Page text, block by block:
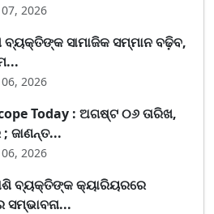
2026
ବ୍ୟକ୍ତିଙ୍କ ସାମାଜିକ ସମ୍ମାନ ବଢ଼ିବ,
2026
Today : ଅଗଷ୍ଟ ୦୬ ତାରିଖ,
ଜାଣନ୍ତ...
2026
ବ୍ୟକ୍ତିଙ୍କ କ୍ୟାରିୟରରେ